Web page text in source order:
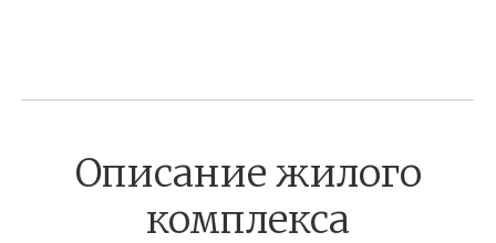
Описание жилого
комплекса